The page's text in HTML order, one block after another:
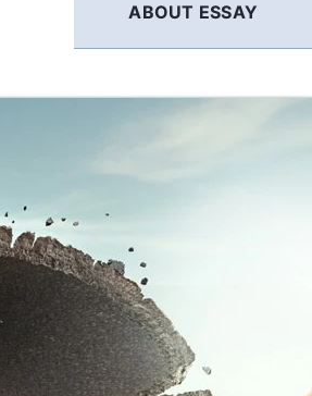
ABOUT ESSAY